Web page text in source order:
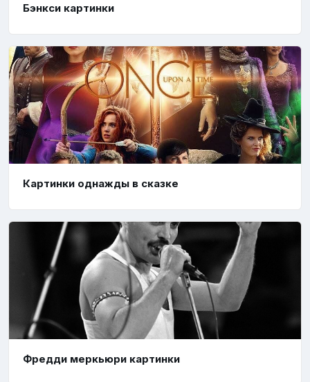
Бэнкси картинки
Картинки однажды в сказке
Фредди меркьюри картинки